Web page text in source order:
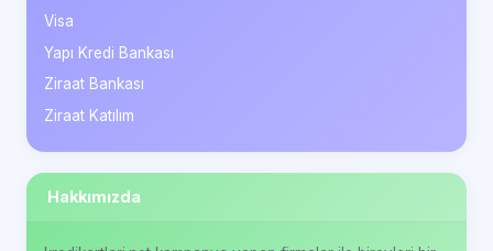
Visa
Yapı Kredi Bankası
Ziraat Bankası
Ziraat Katılım
Hakkımızda